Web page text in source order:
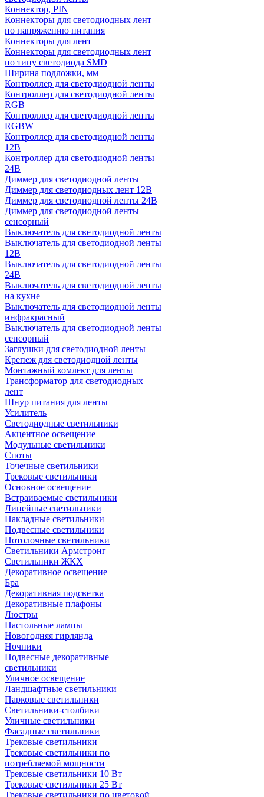
Коннектор, PIN
Коннекторы для светодиодных лент
по напряжению питания
Коннекторы для лент
Коннекторы для светодиодных лент
по типу светодиода SMD
Ширина подложки, мм
Контроллер для светодиодной ленты
Контроллер для светодиодной ленты
RGB
Контроллер для светодиодной ленты
RGBW
Контроллер для светодиодной ленты
12В
Контроллер для светодиодной ленты
24В
Диммер для светодиодной ленты
Диммер для светодиодных лент 12В
Диммер для светодиодной ленты 24В
Диммер для светодиодной ленты
сенсорный
Выключатель для светодиодной ленты
Выключатель для светодиодной ленты
12В
Выключатель для светодиодной ленты
24В
Выключатель для светодиодной ленты
на кухне
Выключатель для светодиодной ленты
инфракрасный
Выключатель для светодиодной ленты
сенсорный
Заглушки для светодиодной ленты
Крепеж для светодиодной ленты
Монтажный комлект для ленты
Трансформатор для светодиодных
лент
Шнур питания для ленты
Усилитель
Светодиодные светильники
Акцентное освещение
Модульные светильники
Споты
Точечные светильники
Трековые светильники
Основное освещение
Встраиваемые светильники
Линейные светильники
Накладные светильники
Подвесные светильники
Потолочные светильники
Светильники Армстронг
Светильники ЖКХ
Декоративное освещение
Бра
Декоративная подсветка
Декоративные плафоны
Люстры
Настольные лампы
Новогодняя гирлянда
Ночники
Подвесные декоративные
светильники
Уличное освещение
Ландшафтные светильники
Парковые светильники
Светильники-столбики
Уличные светильники
Фасадные светильники
Трековые светильники
Трековые светильники по
потребляемой мощности
Трековые светильники 10 Вт
Трековые светильники 25 Вт
Трековые светильники по цветовой